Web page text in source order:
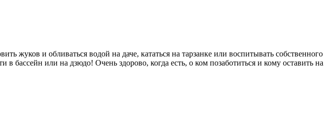
жуков и обливаться водой на даче, кататься на тарзанке или воспитывать собственного
или на дзюдо! Очень здорово, когда есть, о ком позаботиться и кому оставить на